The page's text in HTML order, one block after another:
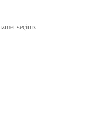
seçiniz